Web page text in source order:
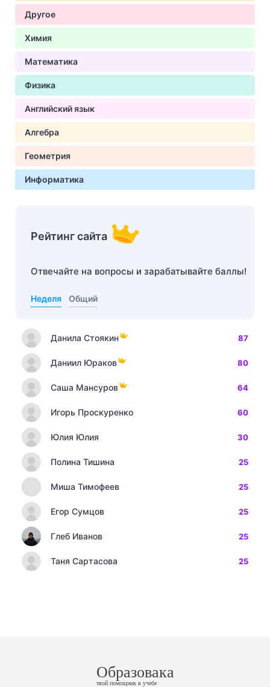
Другое
Химия
Математика
Физика
Английский язык
Алгебра
Геометрия
Информатика
Рейтинг сайта
Отвечайте на вопросы и зарабатывайте баллы!
Неделя Общий
Данила Стоякин 87
Даниил Юраков 80
Саша Мансуров 64
Игорь Проскуренко 60
Юлия Юлия 30
Полина Тишина 25
Миша Тимофеев 25
Егор Сумцов 25
Глеб Иванов 25
Таня Сартасова 25
Образовака
твой помощник в учебе